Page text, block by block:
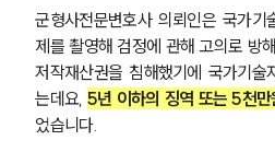
군형사전문변호사 의뢰인은 국가기
제를 촬영해 검정에 관해 고의로 방
저작재산권을 침해했기에 국가기술
는데요, 5년 이하의 징역 또는 5천만
었습니다.